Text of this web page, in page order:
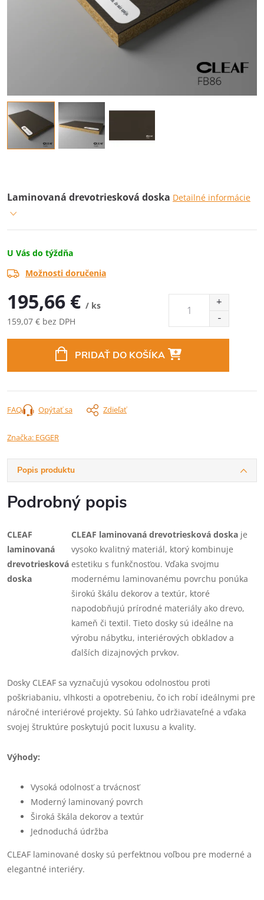
Laminovaná drevotriesková doska Detailné informácie
U Vás do týždňa
Možnosti doručenia
195,66 € / ks
159,07 € bez DPH
PRIDAŤ DO KOŠÍKA
Opýtať sa Zdieľať
FAQ
Značka: EGGER
Popis produktu
Podrobný popis
CLEAF
laminovaná
drevotriesková
doska
CLEAF laminovaná drevotriesková doska je
vysoko kvalitný materiál, ktorý kombinuje
estetiku s funkčnosťou. Vďaka svojmu
modernému laminovanému povrchu ponúka
širokú škálu dekorov a textúr, ktoré
napodobňujú prírodné materiály ako drevo,
kameň či textil. Tieto dosky sú ideálne na
výrobu nábytku, interiérových obkladov a
ďalších dizajnových prvkov.
Dosky CLEAF sa vyznačujú vysokou odolnosťou proti
poškriabaniu, vlhkosti a opotrebeniu, čo ich robí ideálnymi pre
náročné interiérové projekty. Sú ľahko udržiavateľné a vďaka
svojej štruktúre poskytujú pocit luxusu a kvality.
Výhody:
Vysoká odolnosť a trvácnosť
Moderný laminovaný povrch
Široká škála dekorov a textúr
Jednoduchá údržba
CLEAF laminované dosky sú perfektnou voľbou pre moderné a
elegantné interiéry.